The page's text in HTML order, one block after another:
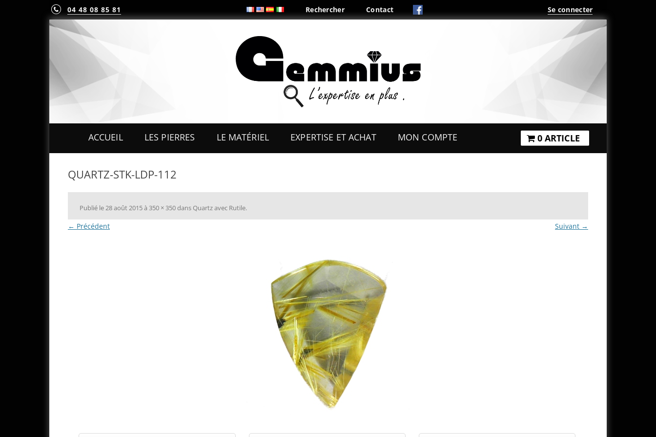
04 48 08 85 81 Rechercher Contact Se connecter
au
contenu
ACCUEIL LES PIERRES
MINÉRAUX & CRISTAUX
LE MATÉRIEL
BOITES & PLIS
EXPERTISE ET ACHAT MON COMPTE 0 ARTICLE
QUARTZ-STK-LDP-112
Publié le28 août 2015à350 × 350dans Quartz avec Rutile.
← Précédent Suivant →